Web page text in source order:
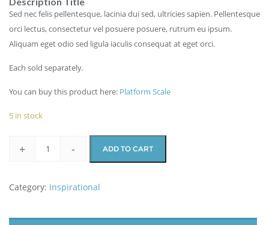
Sed nec felis pellentesque, lacinia dui sed, ultricies sapien. Pellentesque
orci lectus, consectetur vel posuere posuere, rutrum eu ipsum.
Aliquam eget odio sed ligula iaculis consequat at eget orci.
Each sold separately.
You can buy this product here: Platform Scale
5 in stock
+ - ADD TO CART
Category: Inspirational